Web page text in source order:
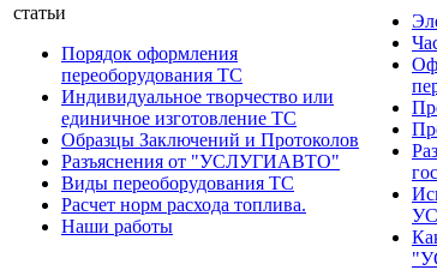
статьи
Порядок оформления
переоборудования ТС
Индивидуальное творчество или
единичное изготовление ТС
Образцы Заключений и Протоколов
Разъяснения от "УСЛУГИАВТО"
Виды переоборудования ТС
Расчет норм расхода топлива.
Наши работы